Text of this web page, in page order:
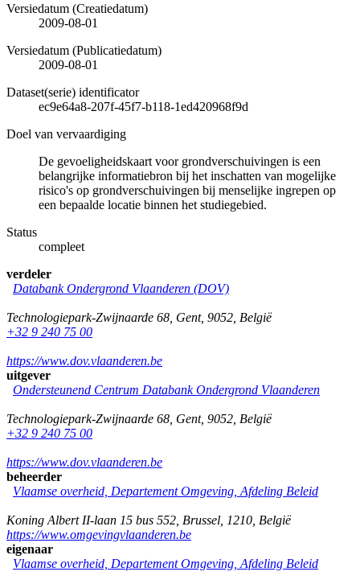
Versiedatum (Creatiedatum)
2009-08-01
Versiedatum (Publicatiedatum)
2009-08-01
Dataset(serie) identificator
ec9e64a8-207f-45f7-b118-1ed420968f9d
Doel van vervaardiging
De gevoeligheidskaart voor grondverschuivingen is een
belangrijke informatiebron bij het inschatten van mogelijke
risico's op grondverschuivingen bij menselijke ingrepen op
een bepaalde locatie binnen het studiegebied.
Status
compleet
verdeler
Databank Ondergrond Vlaanderen (DOV)
Technologiepark-Zwijnaarde 68 Gent, 9052 België
+32 9 240 75 00
https://www.dov.vlaanderen.be
uitgever
Ondersteunend Centrum Databank Ondergrond Vlaanderen
Technologiepark-Zwijnaarde 68 Gent, 9052 België
+32 9 240 75 00
https://www.dov.vlaanderen.be
beheerder
Vlaamse overheid, Departement Omgeving, Afdeling Beleid
Koning Albert II-laan 15 bus 552 Brussel 1210 België
https://www.omgevingvlaanderen.be
eigenaar
Vlaamse overheid, Departement Omgeving, Afdeling Beleid